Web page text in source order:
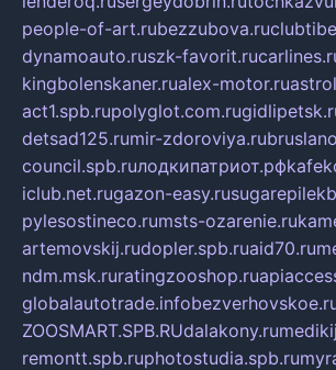
people-of-art.rubezzubova.ru
dynamoauto.ruszk-favorit.ru
kingbolenskaner.rualex-motor.ru
act1.spb.rupolyglot.com.ru
detsad125.rumir-zdoroviya.ru
council.spb.ruлодкипатриот.рф
iclub.net.rugazon-easy.ru
pylesostineco.rumsts-ozarenie.ru
artemovskij.rudopler.spb.ruaid70.ru
ndm.msk.ruratingzooshop.ru
globalautotrade.info
ZOOSMART.SPB.RUdalakony.ru
remontt.spb.ruphotostudia.spb.ru